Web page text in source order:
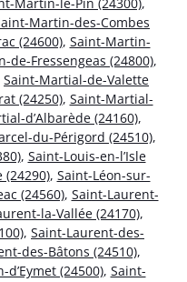
Martin-des-Combes
(24600), Saint-Martin-
de-Fressengeas (24800),
Saint-Martial-de-Valette
(24250), Saint-Martial-
d’Albarède (24160),
du-Périgord (24510),
, Saint-Louis-en-l’Isle
(24290), Saint-Léon-sur-
(24560), Saint-Laurent-
la-Vallée (24170),
, Saint-Laurent-des-
des-Bâtons (24510),
d’Eymet (24500), Saint-